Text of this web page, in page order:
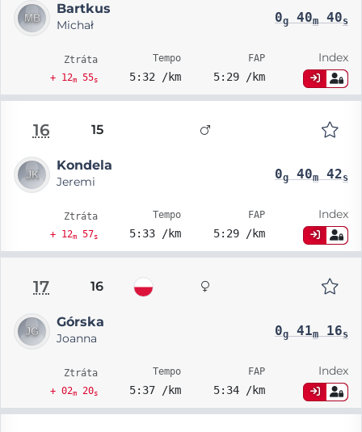
Bartkus
Michał 0g40m40s
Ztráta
+ 12m55s
Tempo
5:32 /km
FAP
5:29 /km
Index
16 15
Kondela
Jeremi 0g40m42s
Ztráta
+ 12m57s
Tempo
5:33 /km
FAP
5:29 /km
Index
17 16
Górska
Joanna 0g41m16s
Ztráta
+ 02m20s
Tempo
5:37 /km
FAP
5:34 /km
Index